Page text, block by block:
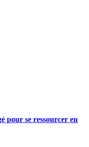
pour se ressourcer en